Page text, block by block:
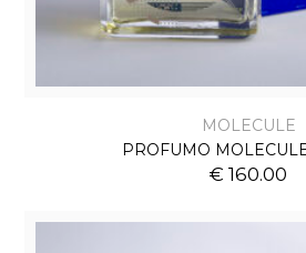
MOLECULE
PROFUMO
€ 160.00